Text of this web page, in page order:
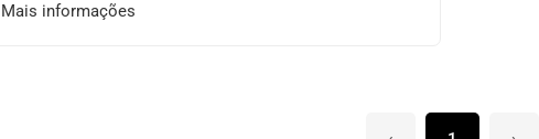
Mais informações